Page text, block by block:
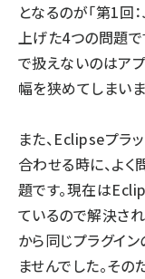
となるのが「第1回
上げた4つの問題で
で扱えないのはア
幅を狭めてしまいま
また、Eclipseプラ
合わせる時に、よ
題です。現在は
ているので解決さ
から同じプラグイ
ませんでした。そ